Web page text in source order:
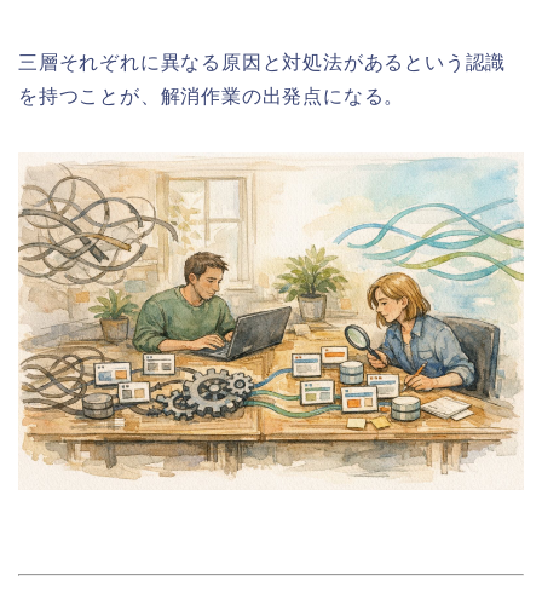
三層それぞれに異なる原因と対処法があるという認識
を持つことが、解消作業の出発点になる。